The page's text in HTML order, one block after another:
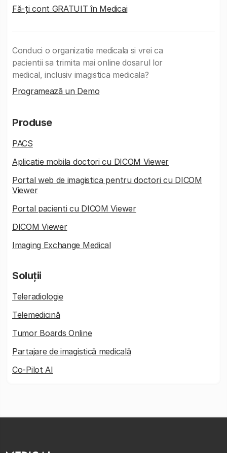
Fă-ți cont GRATUIT în Medicai
Conduci o organizatie medicala si vrei ca
pacientii sa trimita mai online dosarul lor
medical, inclusiv imagistica medicala?
Programează un Demo
Produse
PACS
Aplicatie mobila doctori cu DICOM Viewer
Portal web de imagistica pentru doctori cu DICOM
Viewer
Portal pacienti cu DICOM Viewer
DICOM Viewer
Imaging Exchange Medical
Soluții
Teleradiologie
Telemedicină
Tumor Boards Online
Partajare de imagistică medicală
Co-Pilot AI